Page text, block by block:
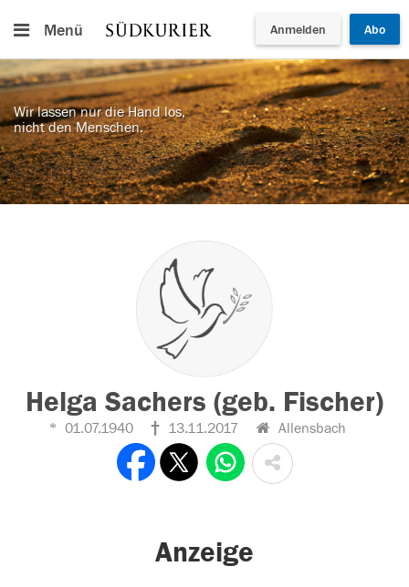
Menü Anmelden Abo
Wir lassen nur die Hand los,
nicht den Menschen.
Helga Sachers (geb. Fischer)
01.07.1940 13.11.2017 Allensbach
Anzeige